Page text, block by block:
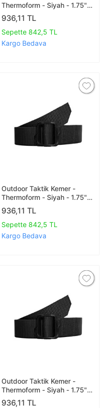
Thermoform - Siyah - 1.75"
44 Mm 140 Cm
936,11 TL
Sepette 842,5 TL
Kargo Bedava
Outdoor Taktik Kemer -
Thermoform - Siyah - 1.75"
44 Mm 130 Cm
936,11 TL
Sepette 842,5 TL
Kargo Bedava
Outdoor Taktik Kemer -
Thermoform - Siyah - 1.75"
44 Mm 110 Cm
936,11 TL